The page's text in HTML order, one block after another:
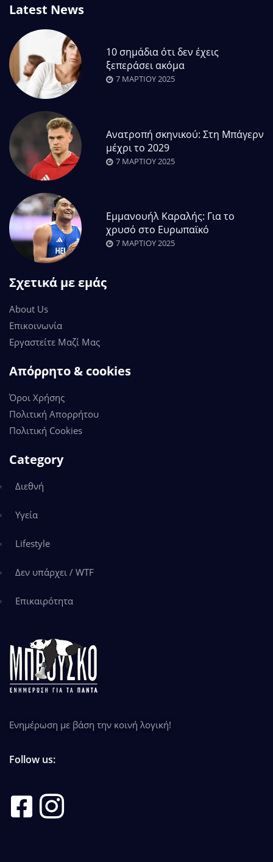
Latest News
10 σημάδια ότι δεν έχεις
ξεπεράσει ακόμα
7 ΜΑΡΤΊΟΥ 2025
Ανατροπή σκηνικού: Στη Μπάγερν
μέχρι το 2029
7 ΜΑΡΤΊΟΥ 2025
Εμμανουήλ Καραλής: Για το
χρυσό στο Ευρωπαϊκό
7 ΜΑΡΤΊΟΥ 2025
Σχετικά με εμάς
About Us
Επικοινωνία
Εργαστείτε Μαζί Μας
Απόρρητο & cookies
Όροι Χρήσης
Πολιτική Απορρήτου
Πολιτική Cookies
Category
Διεθνή
Υγεία
Lifestyle
Δεν υπάρχει / WTF
Επικαιρότητα
Ενημέρωση με βάση την κοινή λογική!
Follow us: